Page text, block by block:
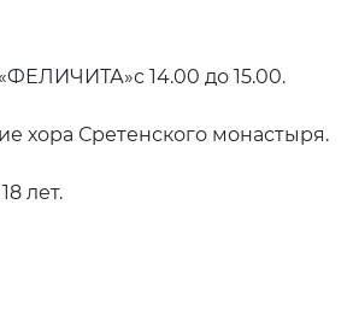
14.00 до 15.00.
хора Сретенского монастыря.
лет.